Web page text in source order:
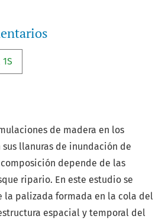
de madera en los
sus llanuras de inundación de
depende de las
ripario. En este estudio se
la palizada formada en la cola del
espacial y temporal del